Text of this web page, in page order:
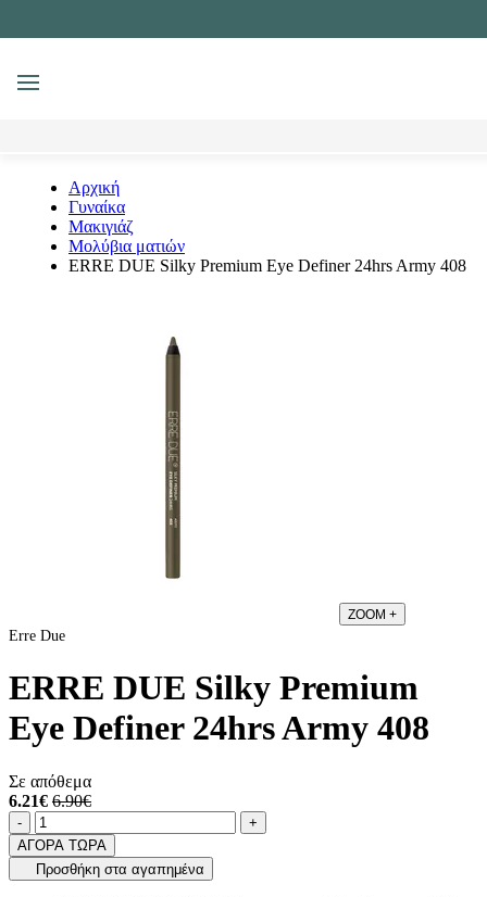
MENU
Αρχική
Γυναίκα
Μακιγιάζ
Μολύβια ματιών
ERRE DUE Silky Premium Eye Definer 24hrs Army 408
ZOOM +
Erre Due
ERRE DUE Silky Premium
Eye Definer 24hrs Army 408
Σε απόθεμα
6.21€ 6.90€
Ποσότητα
-product.increase.quantity +
ΑΓΟΡΑ ΤΩΡΑ
Προσθήκη στα αγαπημένα